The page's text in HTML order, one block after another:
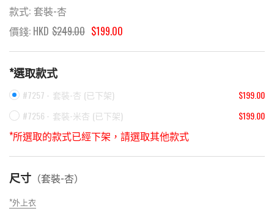
款式: 套裝-杏
價錢: HKD $249.00 $199.00
*選取款式
#7257 - 套裝-杏 (已下架)
$199.00
#7256 - 套裝-米杏 (已下架) $199.00
*所選取的款式已經下架，請選取其他款式
尺寸 （套裝-杏）
*外上衣